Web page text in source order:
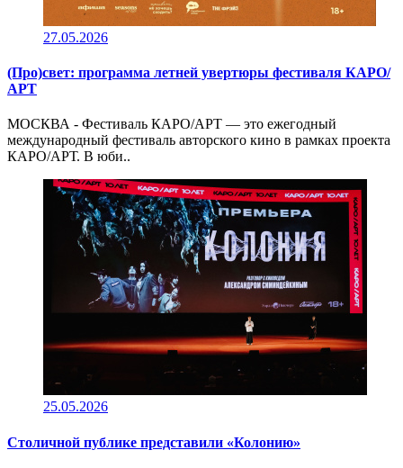
27.05.2026
(Про)свет: программа летней увертюры фестиваля КАРО/
АРТ
МОСКВА - Фестиваль КАРО/АРТ — это ежегодный
международный фестиваль авторского кино в рамках проекта
КАРО/АРТ. В юби..
25.05.2026
Столичной публике представили «Колонию»